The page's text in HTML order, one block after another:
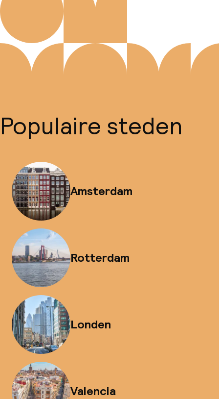
Populaire steden
Amsterdam
Rotterdam
Londen
Valencia